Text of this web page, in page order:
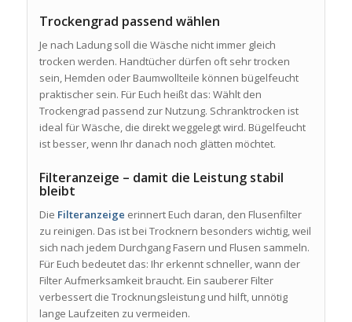
Trockengrad passend wählen
Je nach Ladung soll die Wäsche nicht immer gleich
trocken werden. Handtücher dürfen oft sehr trocken
sein, Hemden oder Baumwollteile können bügelfeucht
praktischer sein. Für Euch heißt das: Wählt den
Trockengrad passend zur Nutzung. Schranktrocken ist
ideal für Wäsche, die direkt weggelegt wird. Bügelfeucht
ist besser, wenn Ihr danach noch glätten möchtet.
Filteranzeige – damit die Leistung stabil
bleibt
Die Filteranzeige erinnert Euch daran, den Flusenfilter
zu reinigen. Das ist bei Trocknern besonders wichtig, weil
sich nach jedem Durchgang Fasern und Flusen sammeln.
Für Euch bedeutet das: Ihr erkennt schneller, wann der
Filter Aufmerksamkeit braucht. Ein sauberer Filter
verbessert die Trocknungsleistung und hilft, unnötig
lange Laufzeiten zu vermeiden.